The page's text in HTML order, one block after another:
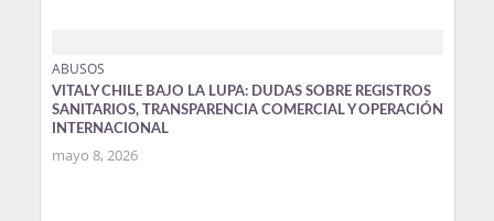
ABUSOS
VITALY CHILE BAJO LA LUPA: DUDAS SOBRE REGISTROS
SANITARIOS, TRANSPARENCIA COMERCIAL Y OPERACIÓN
INTERNACIONAL
mayo 8, 2026